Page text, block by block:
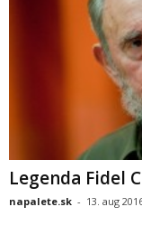
Legenda Fidel
napalete.sk - 13. aug